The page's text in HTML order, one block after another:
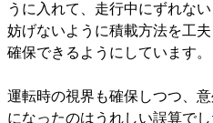
うに入れて、走行中にずれな
妨げないように積載方法を工
確保できるようにしています。
運転時の視界も確保しつつ、
になったのはうれしい誤算でし